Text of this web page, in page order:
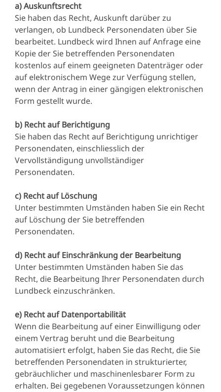
a) Auskunftsrecht
Sie haben das Recht, Auskunft darüber zu
verlangen, ob Lundbeck Personendaten über Sie
bearbeitet. Lundbeck wird Ihnen auf Anfrage eine
Kopie der Sie betreffenden Personendaten
kostenlos auf einem geeigneten Datenträger oder
auf elektronischem Wege zur Verfügung stellen,
wenn der Antrag in einer gängigen elektronischen
Form gestellt wurde.
b) Recht auf Berichtigung
Sie haben das Recht auf Berichtigung unrichtiger
Personendaten, einschliesslich der
Vervollständigung unvollständiger
Personendaten.
c) Recht auf Löschung
Unter bestimmten Umständen haben Sie ein Recht
auf Löschung der Sie betreffenden
Personendaten.
d) Recht auf Einschränkung der Bearbeitung
Unter bestimmten Umständen haben Sie das
Recht, die Bearbeitung Ihrer Personendaten durch
Lundbeck einzuschränken.
e) Recht auf Datenportabilität
Wenn die Bearbeitung auf einer Einwilligung oder
einem Vertrag beruht und die Bearbeitung
automatisiert erfolgt, haben Sie das Recht, die Sie
betreffenden Personendaten in strukturierter,
gebräuchlicher und maschinenlesbarer Form zu
erhalten. Bei gegebenen Voraussetzungen können